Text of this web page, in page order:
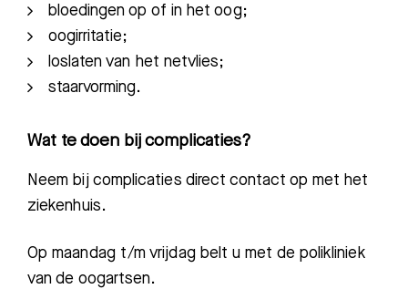
bloedingen op of in het oog;
oogirritatie;
loslaten van het netvlies;
staarvorming.
Wat te doen bij complicaties?
Neem bij complicaties direct contact op met het
ziekenhuis.
Op maandag t/m vrijdag belt u met de polikliniek
van de oogartsen.